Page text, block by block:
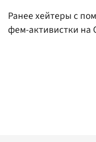
Ранее хейтеры с
фем-активистки на